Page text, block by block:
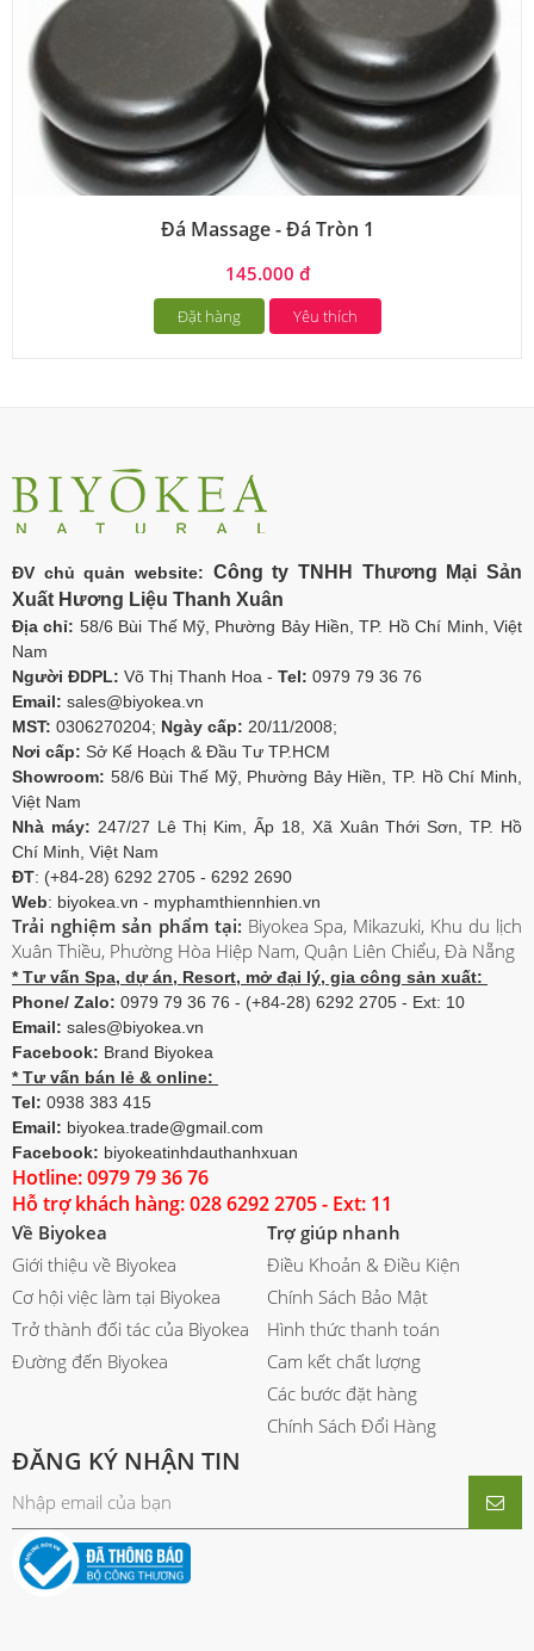
Đá Massage - Đá Tròn 1
145.000 đ
Đặt hàng Yêu thích
ĐV chủ quản website: Công ty TNHH Thương Mại Sản
Xuất Hương Liệu Thanh Xuân
Địa chỉ: 58/6 Bùi Thế Mỹ, Phường Bảy Hiền, TP. Hồ Chí Minh, Việt
Nam
Người ĐDPL: Võ Thị Thanh Hoa - Tel: 0979 79 36 76
Email: sales@biyokea.vn
MST: 0306270204; Ngày cấp: 20/11/2008;
Nơi cấp: Sở Kế Hoạch & Đầu Tư TP.HCM
Showroom: 58/6 Bùi Thế Mỹ, Phường Bảy Hiền, TP. Hồ Chí Minh,
Việt Nam
Nhà máy: 247/27 Lê Thị Kim, Ấp 18, Xã Xuân Thới Sơn, TP. Hồ
Chí Minh, Việt Nam
ĐT: (+84-28) 6292 2705 - 6292 2690
Web: biyokea.vn - myphamthiennhien.vn
Trải nghiệm sản phẩm tại: Biyokea Spa, Mikazuki, Khu du lịch
Xuân Thiều, Phường Hòa Hiệp Nam, Quận Liên Chiểu, Đà Nẵng
* Tư vấn Spa, dự án, Resort, mở đại lý, gia công sản xuất:
Phone/ Zalo: 0979 79 36 76 - (+84-28) 6292 2705 - Ext: 10
Email: sales@biyokea.vn
Facebook: Brand Biyokea
* Tư vấn bán lẻ & online:
Tel: 0938 383 415
Email: biyokea.trade@gmail.com
Facebook: biyokeatinhdauthanhxuan
Hotline: 0979 79 36 76
Hỗ trợ khách hàng: 028 6292 2705 - Ext: 11
Về Biyokea
Giới thiệu về Biyokea
Cơ hội việc làm tại Biyokea
Trở thành đối tác của Biyokea
Đường đến Biyokea
Trợ giúp nhanh
Điều Khoản & Điều Kiện
Chính Sách Bảo Mật
Hình thức thanh toán
Cam kết chất lượng
Các bước đặt hàng
Chính Sách Đổi Hàng
ĐĂNG KÝ NHẬN TIN